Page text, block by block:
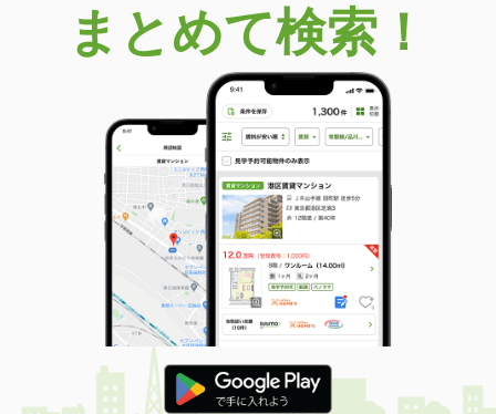
静岡県浜松市中央区尾張町
5.50万円
静岡県浜松市中央区尾張町
専有面積 31.84m²
間取り
1DK
静岡県磐田市二之宮東
価 格
5.50万円
住 所
静岡県磐田市二之宮東
専有面積 45.66m²
間取り
2DK
静岡県富士宮市富士見ケ丘
まとめて検索！